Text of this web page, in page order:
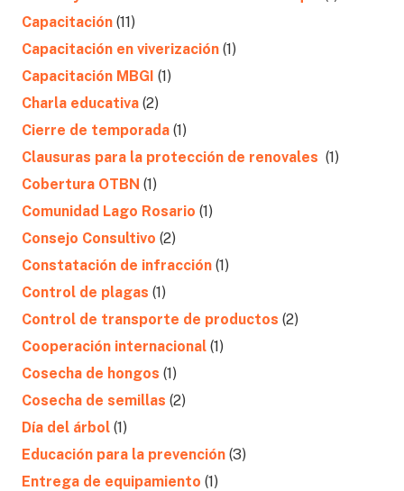
Capacitación (11)
Capacitación en viverización (1)
Capacitación MBGI (1)
Charla educativa (2)
Cierre de temporada (1)
Clausuras para la protección de renovales (1)
Cobertura OTBN (1)
Comunidad Lago Rosario (1)
Consejo Consultivo (2)
Constatación de infracción (1)
Control de plagas (1)
Control de transporte de productos (2)
Cooperación internacional (1)
Cosecha de hongos (1)
Cosecha de semillas (2)
Día del árbol (1)
Educación para la prevención (3)
Entrega de equipamiento (1)